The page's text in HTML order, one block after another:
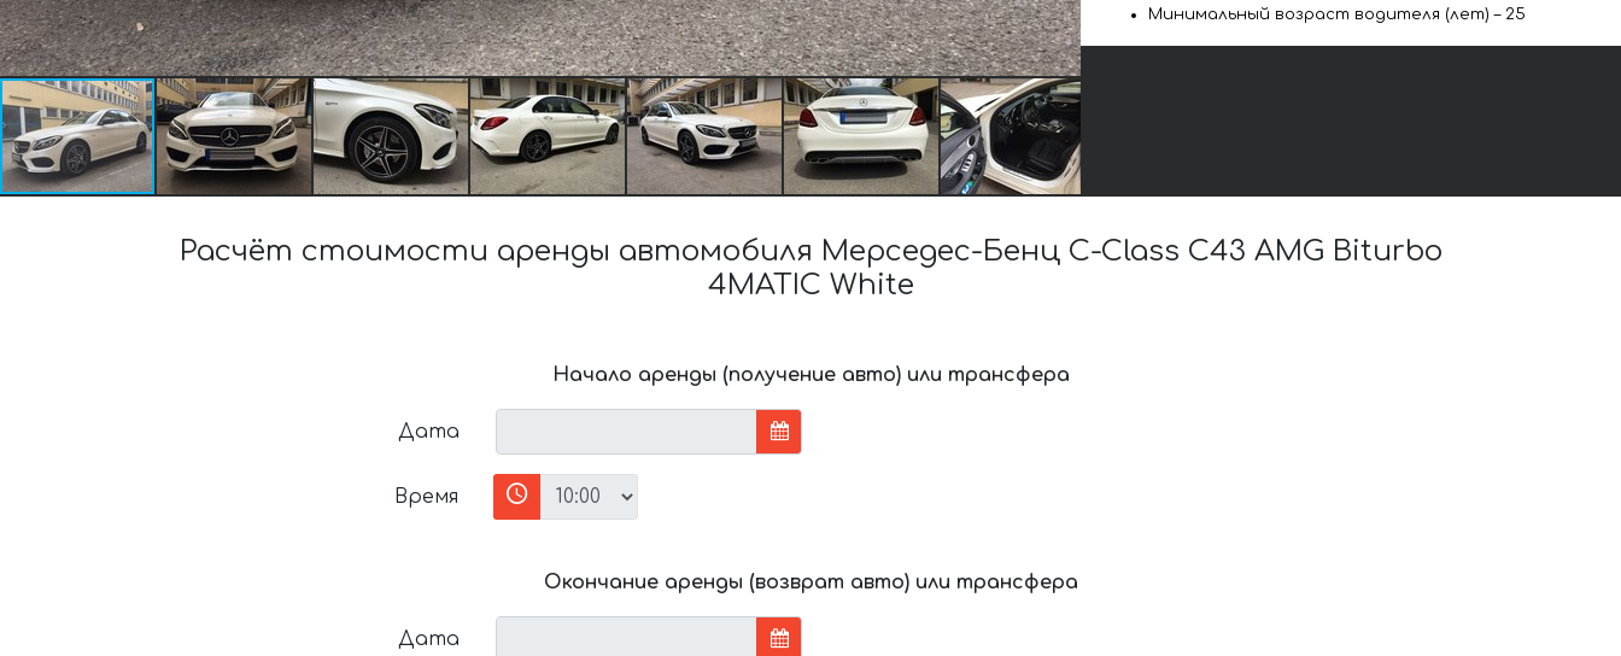
Минимальный возраст водителя (лет) – 25
Расчёт стоимости аренды автомобиля Мерседес-Бенц C-Class C43 AMG Biturbo
4MATIC White
Начало аренды (получение авто) или трансфера
Дата
Время
Окончание аренды (возврат авто) или трансфера
Дата